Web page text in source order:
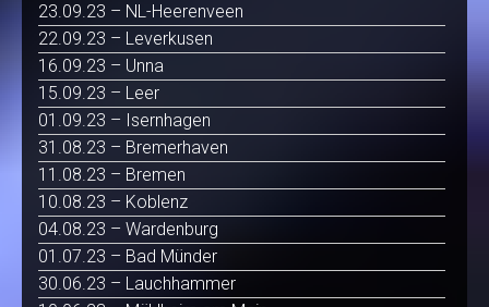
23.09.23 – NL-Heerenveen
22.09.23 – Leverkusen
16.09.23 – Unna
15.09.23 – Leer
01.09.23 – Isernhagen
31.08.23 – Bremerhaven
11.08.23 – Bremen
10.08.23 – Koblenz
04.08.23 – Wardenburg
01.07.23 – Bad Münder
30.06.23 – Lauchhammer